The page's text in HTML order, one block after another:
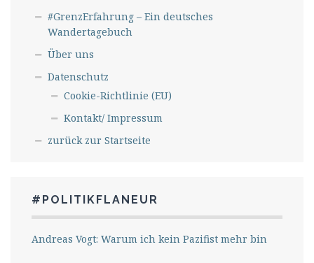
#GrenzErfahrung – Ein deutsches
Wandertagebuch
Über uns
Datenschutz
Cookie-Richtlinie (EU)
Kontakt/ Impressum
zurück zur Startseite
#POLITIKFLANEUR
Andreas Vogt: Warum ich kein Pazifist mehr bin